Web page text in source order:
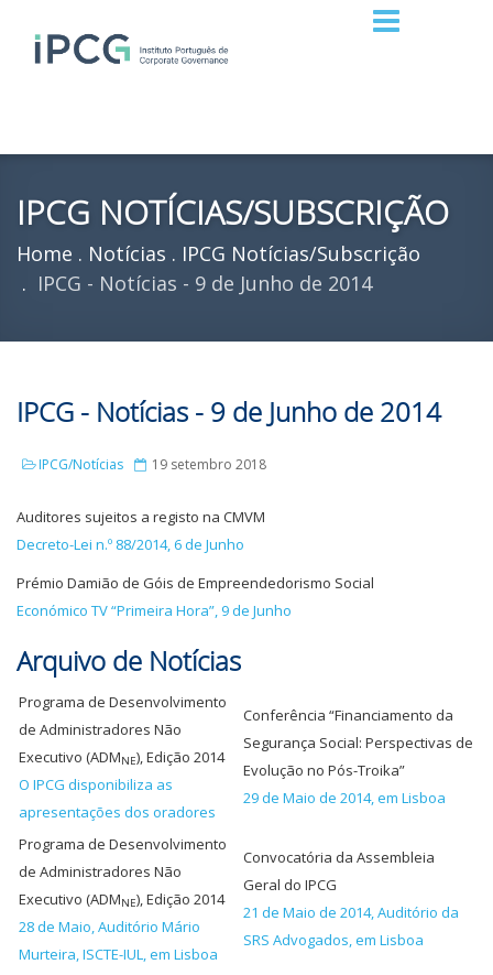
IPCG NOTÍCIAS/SUBSCRIÇÃO
Home Notícias
IPCG Notícias/Subscrição
IPCG - Notícias - 9 de Junho de 2014
IPCG - Notícias - 9 de Junho de 2014
IPCG/Notícias 19 setembro 2018
Auditores sujeitos a registo na CMVM
Decreto-Lei n.º 88/2014, 6 de Junho
Prémio Damião de Góis de Empreendedorismo Social
Económico TV “Primeira Hora”, 9 de Junho
Arquivo de Notícias
Programa de Desenvolvimento
de Administradores Não
Executivo (ADMNE), Edição 2014
O IPCG disponibiliza as
apresentações dos oradores
Conferência “Financiamento da
Segurança Social: Perspectivas de
Evolução no Pós-Troika”
29 de Maio de 2014, em Lisboa
Programa de Desenvolvimento
de Administradores Não
Executivo (ADMNE), Edição 2014
28 de Maio, Auditório Mário
Murteira, ISCTE-IUL, em Lisboa
Convocatória da Assembleia
Geral do IPCG
21 de Maio de 2014, Auditório da
SRS Advogados, em Lisboa